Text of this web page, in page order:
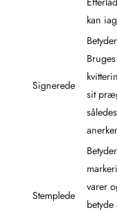
kan
Signerede
sit
Stemplede
varer